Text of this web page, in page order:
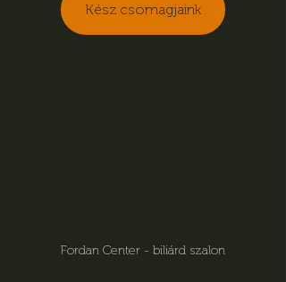
Kész csomagjaink
Fordan Center - biliárd szalon